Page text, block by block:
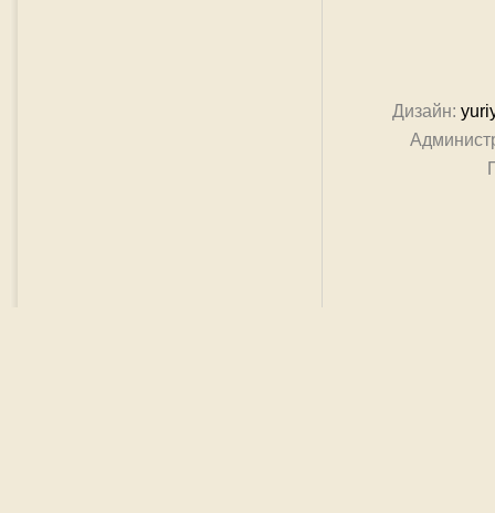
Дизайн: